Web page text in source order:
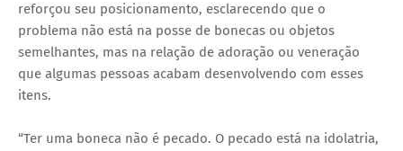
reforçou seu posicionamento, esclarecendo que o
problema não está na posse de bonecas ou objetos
semelhantes, mas na relação de adoração ou veneração
que algumas pessoas acabam desenvolvendo com esses
itens.
“Ter uma boneca não é pecado. O pecado está na idolatria,